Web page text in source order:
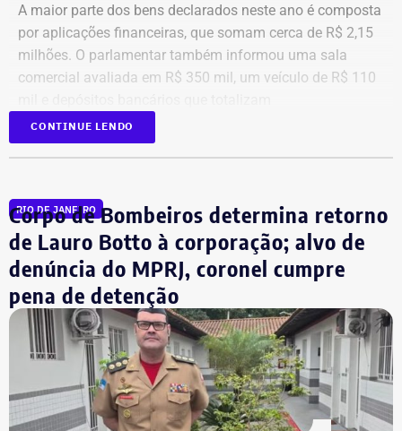
A maior parte dos bens declarados neste ano é composta
por aplicações financeiras, que somam cerca de R$ 2,15
milhões. O parlamentar também informou uma sala
comercial avaliada em R$ 350 mil, um veículo de R$ 110
aproximadamente R$ 51,6 mil.
CONTINUE LENDO
RIO DE JANEIRO
Corpo de Bombeiros determina retorno
de Lauro Botto à corporação; alvo de
denúncia do MPRJ, coronel cumpre
pena de detenção